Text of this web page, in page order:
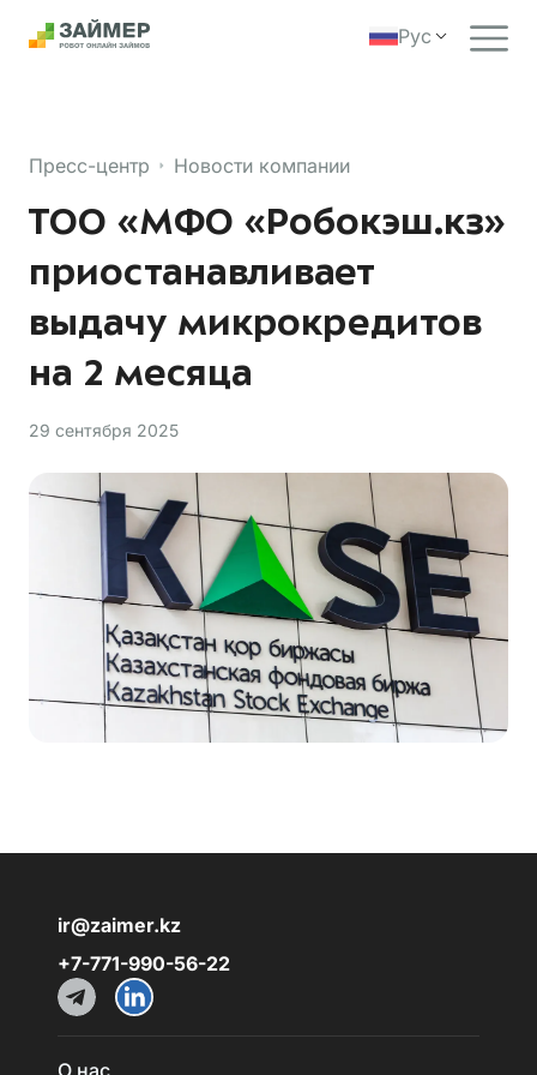
Рус
Пресс-центр Новости компании
ТОО «МФО «Робокэш.кз»
приостанавливает
выдачу микрокредитов
на 2 месяца
29 сентября 2025
ir@zaimer.kz
+7-771-990-56-22
О нас